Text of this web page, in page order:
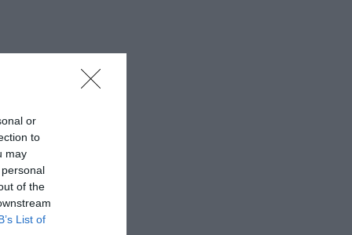
or
to
may
of the
List of
δρόμου
όλος σε